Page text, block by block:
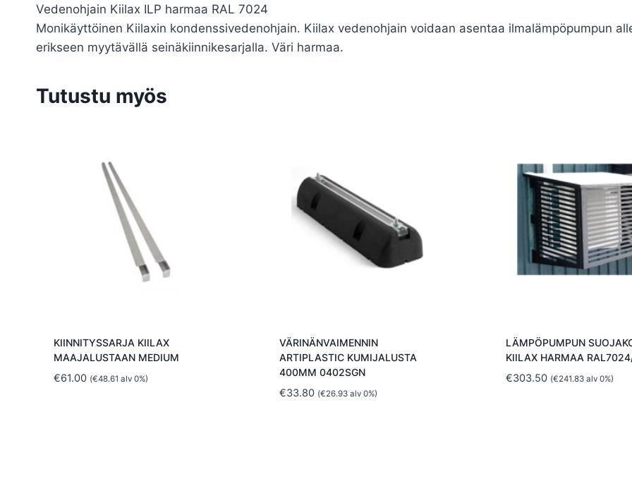
Vedenohjain Kiilax ILP harmaa RAL 7024
Monikäyttöinen Kiilaxin kondenssivedenohjain. Kiilax vedenohjain voidaan asentaa ilmalämpöpumpun
erikseen myytävällä seinäkiinnikesarjalla. Väri harmaa.
Tutustu myös
KIINNITYSSARJA KIILAX
MAAJALUSTAAN MEDIUM
€61.00 (€48.61 alv 0%)
VÄRINÄNVAIMENNIN
ARTIPLASTIC KUMIJALUSTA
400MM 0402SGN
€33.80 (€26.93 alv 0%)
LÄMPÖPUMPUN
KIILAX HARMAA
€303.50 (€241.83alv 0%)